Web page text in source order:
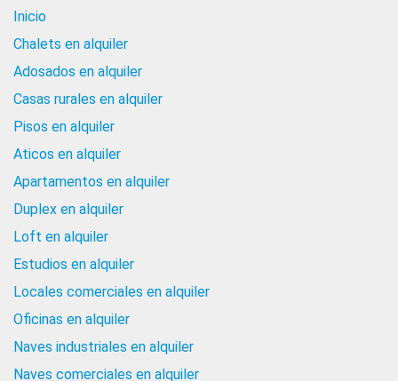
Inicio
Chalets en alquiler
Adosados en alquiler
Casas rurales en alquiler
Pisos en alquiler
Aticos en alquiler
Apartamentos en alquiler
Duplex en alquiler
Loft en alquiler
Estudios en alquiler
Locales comerciales en alquiler
Oficinas en alquiler
Naves industriales en alquiler
Naves comerciales en alquiler